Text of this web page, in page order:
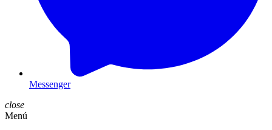
Messenger
close
Menú